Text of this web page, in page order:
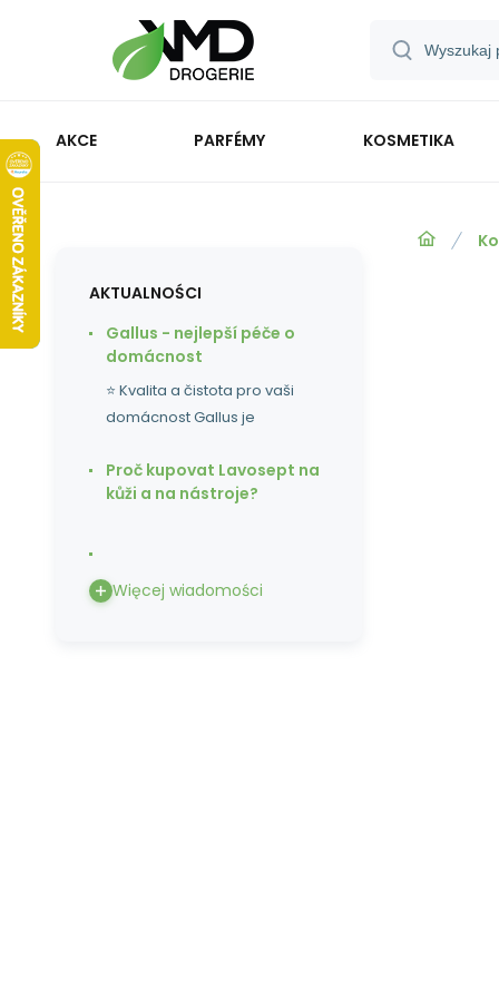
AKCE PARFÉMY KOSMETIKA
AKTUALNOŚCI
Gallus - nejlepší péče o
domácnost
⭐ Kvalita a čistota pro vaši
domácnost Gallus je
Proč kupovat Lavosept na
kůži a na nástroje?
Więcej wiadomości